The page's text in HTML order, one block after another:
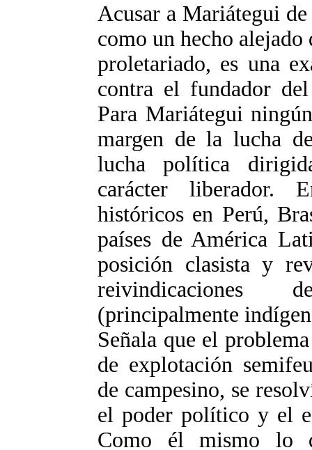
Acusar a Mariátegui
como un hecho alejado
proletariado, es una
contra el fundador
Para Mariátegui
margen de la lucha
lucha política
carácter liberador.
históricos en Perú,
países de América
posición clasista y
reivindicaciones
(principalmente
Señala que el
de explotación
de campesino, se
el poder político y el
Como él mismo lo